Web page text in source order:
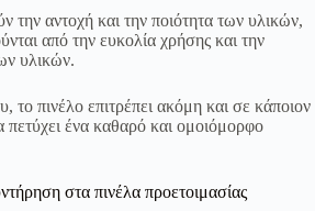
την αντοχή και την ποιότητα των υλικών,
από την ευκολία χρήσης και την
υλικών.
το πινέλο επιτρέπει ακόμη και σε κάποιον
πετύχει ένα καθαρό και ομοιόμορφο
στα πινέλα προετοιμασίας